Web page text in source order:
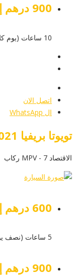
900 درهم إماراتي
10 ساعات (يوم كامل)
اتصل الان
ال WhatsApp
تويوتا بريفيا 2021
الاقتصاد MPV - 7 ركاب
600 درهم إماراتي
5 ساعات (نصف يوم)
900 درهم إماراتي